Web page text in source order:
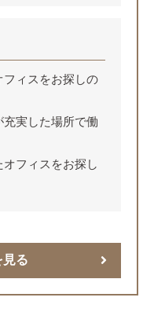
フィスをお探しの
実した場所で働
フィスをお探し
見る